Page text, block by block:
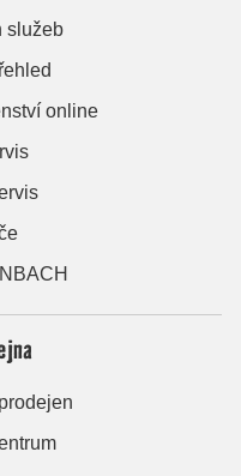
služeb
online